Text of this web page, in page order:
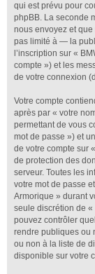
qui est prévu pour
phpBB. La seconde
nous envoyez et
pas limité à — la
l’inscription sur «
compte ») et les
de votre connexion
Votre compte
après par « votre
permettant de vous
mot de passe ») et
de votre compte sur
de protection des
serveur. Toutes les
votre mot de passe
Armorique » durant
seule discrétion de «
pouvez contrôler
rendre publiques ou
ou non à la liste de
disponible sur votre